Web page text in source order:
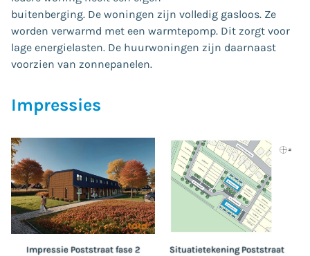
buitenberging. De woningen zijn volledig gasloos. Ze
worden verwarmd met een warmtepomp. Dit zorgt voor
lage energielasten. De huurwoningen zijn daarnaast
voorzien van zonnepanelen.
Impressies
Impressie Poststraat fase 2
Situatietekening Poststraat